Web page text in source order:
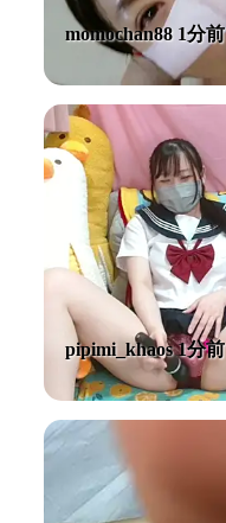
momochan88 1分前
pipimi_khaos 1分前